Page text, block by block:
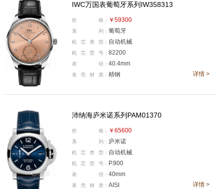
腕表点评：
IWC万国表葡萄牙系列IW358313腕表采用标
志性的葡萄牙系列设计，首先让人眼前一亮的三文鱼色表
盘，配合简约的IWC葡萄牙系列腕表设计和精致的太阳纹
饰，呈现精致简洁的外观的同时又能展现腕表的完美色
泽。此外搭配黑色鳄鱼皮表带搭配蝴蝶式折叠表扣，奠定
了这款腕表的颜值基础，优雅老钱风的感觉扑面而来。腕
表采用精钢制作壳体，尺寸为40.4毫米，厚度为12.4毫
枚自产82200型机芯，给配82系机芯，同时装配有勒顿自
动上链系统，上链效率优异，并使用耐磨的氧化锆陶瓷零
部件，满链可提供60小时动储。
沛纳海庐米诺系列PAM01370腕表
IWC万国表葡萄牙系列IW358313
价 格： ￥59300
系 列： 葡萄牙
机 芯 类 型： 自动机械
机 芯 型 号： 82200
表 径： 40.4mm
表 壳 材 质： 精钢 详情 >
沛纳海庐米诺系列PAM01370
价 格： ￥65600
系 列： 庐米诺
机 芯 类 型： 自动机械
机 芯 型 号： P.900
表 径： 40mm
表 壳 材 质： AISI 详情 >